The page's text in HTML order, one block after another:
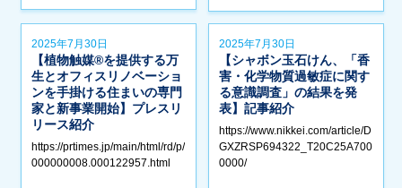
2025年7月30日
【植物触媒®︎を提供する万
生とオフィスリノベーショ
ンを手掛ける住まいの専門
家と新事業開始】プレスリ
リース紹介
https://prtimes.jp/main/html/rd/p/
000000008.000122957.html
2025年7月30日
【シャボン玉石けん、「香
害・化学物質過敏症に関す
る意識調査」の結果を発
表】記事紹介
https://www.nikkei.com/article/D
GXZRSP694322_T20C25A700
0000/